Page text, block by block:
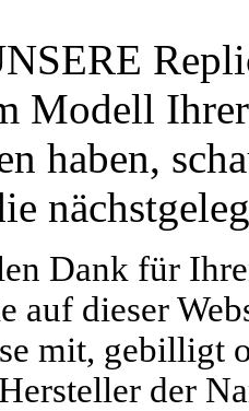
Modell
haben,
Dank für
auf dieser
mit, gebilligt
der